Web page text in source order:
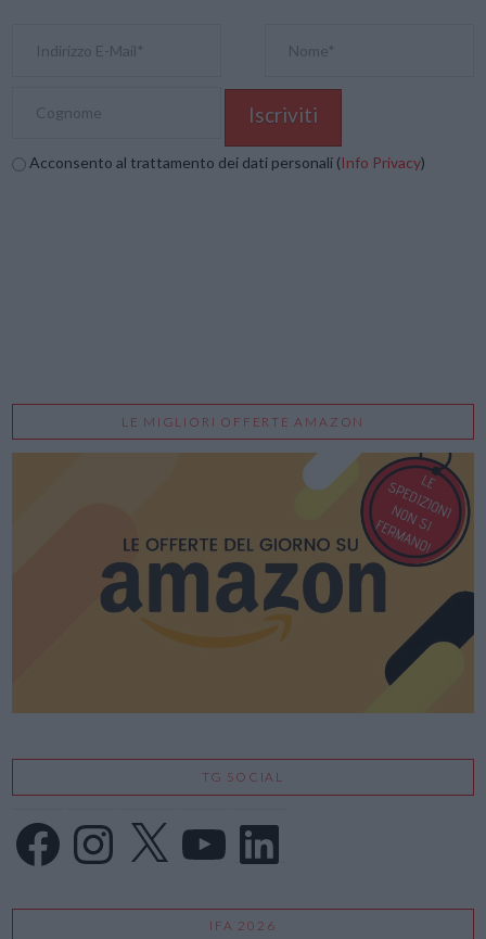
Acconsento al trattamento dei dati personali (Info Privacy)
LE MIGLIORI OFFERTE AMAZON
TG SOCIAL
FacebookInstagram
X LinkedIn
IFA 2026